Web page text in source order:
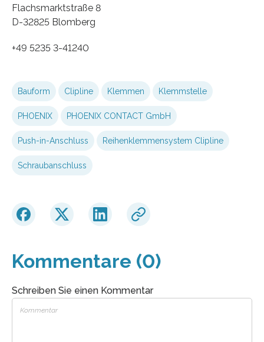
Flachsmarktstraße 8
D-32825 Blomberg
+49 5235 3-41240
Bauform Clipline Klemmen Klemmstelle
PHOENIX PHOENIX CONTACT GmbH
Push-in-Anschluss Reihenklemmensystem Clipline
Schraubanschluss
Kommentare (0)
Schreiben Sie einen Kommentar